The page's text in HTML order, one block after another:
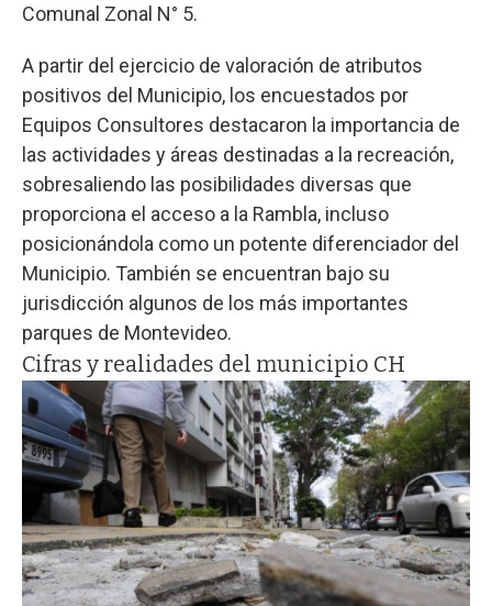
Comunal Zonal N° 5.
A partir del ejercicio de valoración de atributos
positivos del Municipio, los encuestados por
Equipos Consultores destacaron la importancia de
las actividades y áreas destinadas a la recreación,
sobresaliendo las posibilidades diversas que
proporciona el acceso a la Rambla, incluso
posicionándola como un potente diferenciador del
Municipio. También se encuentran bajo su
jurisdicción algunos de los más importantes
parques de Montevideo.
Cifras y realidades del municipio CH